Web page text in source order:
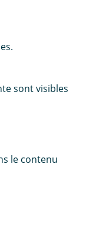
sont visibles
le contenu